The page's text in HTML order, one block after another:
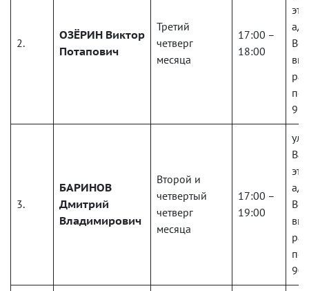
2.
ОЗЁРИН Виктор
Потапович
Третий
четверг
месяца
17:00 –
18:00
по
3.
БАРИНОВ
Дмитрий
Владимирович
Второй и
четвертый
четверг
месяца
17:00 –
19:00
ул.
по